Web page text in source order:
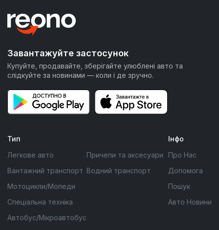
Завантажуйте застосунок
Купуйте, продавайте, зберігайте улюблені авто та
слідкуйте за новинами — коли і де зручно.
Тип
Легкове авто
Вантажний транспорт
Мотоцикли/Мопеди
Спеціальна техніка
Автобус/Мікроавтобус
Причепи та аксесуари
Водний транспорт
Інфо
Про Нас
Допомога
Пошук
Авто Новини